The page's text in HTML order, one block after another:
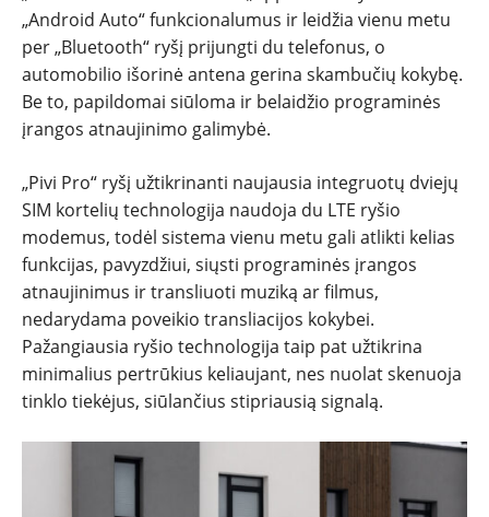
„Android Auto“ funkcionalumus ir leidžia vienu metu
per „Bluetooth“ ryšį prijungti du telefonus, o
automobilio išorinė antena gerina skambučių kokybę.
Be to, papildomai siūloma ir belaidžio programinės
įrangos atnaujinimo galimybė.
„Pivi Pro“ ryšį užtikrinanti naujausia integruotų dviejų
SIM kortelių technologija naudoja du LTE ryšio
modemus, todėl sistema vienu metu gali atlikti kelias
funkcijas, pavyzdžiui, siųsti programinės įrangos
atnaujinimus ir transliuoti muziką ar filmus,
nedarydama poveikio transliacijos kokybei.
Pažangiausia ryšio technologija taip pat užtikrina
minimalius pertrūkius keliaujant, nes nuolat skenuoja
tinklo tiekėjus, siūlančius stipriausią signalą.